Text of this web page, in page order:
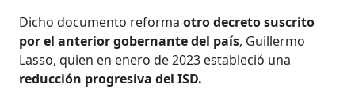
Dicho documento reforma otro decreto suscrito
por el anterior gobernante del país, Guillermo
Lasso, quien en enero de 2023 estableció una
reducción progresiva del ISD.